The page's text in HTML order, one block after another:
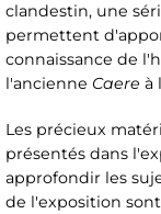
clandestin, une
permettent
connaissance de
l'ancienne Caere à
Les précieux
présentés dans
approfondir les
de l'exposition